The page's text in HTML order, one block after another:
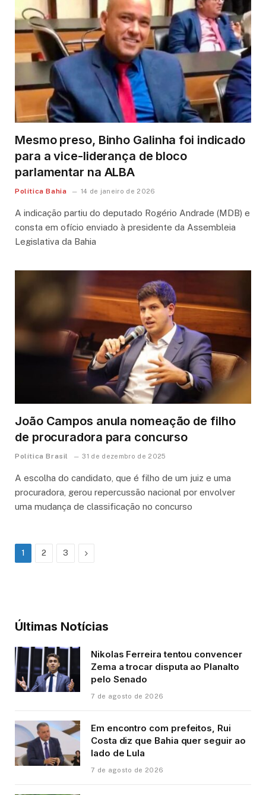
Mesmo preso, Binho Galinha foi indicado
para a vice-liderança de bloco
parlamentar na ALBA
Política Bahia 14 de janeiro de 2026
A indicação partiu do deputado Rogério Andrade (MDB) e
consta em ofício enviado à presidente da Assembleia
Legislativa da Bahia
João Campos anula nomeação de filho
de procuradora para concurso
Política Brasil 31 de dezembro de 2025
A escolha do candidato, que é filho de um juiz e uma
procuradora, gerou repercussão nacional por envolver
uma mudança de classificação no concurso
1 2 3 Next
Últimas Notícias
Nikolas Ferreira tentou convencer
Zema a trocar disputa ao Planalto
pelo Senado
7 de agosto de 2026
Em encontro com prefeitos, Rui
Costa diz que Bahia quer seguir ao
lado de Lula
7 de agosto de 2026